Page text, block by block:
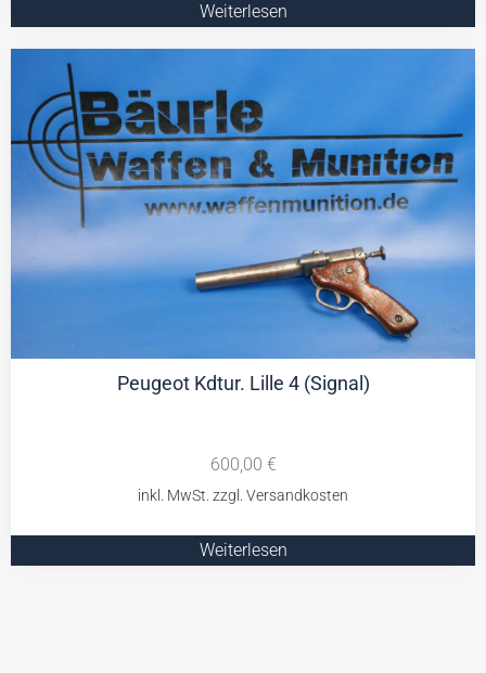
Weiterlesen
Peugeot Kdtur. Lille 4 (Signal)
600,00 €
Weiterlesen